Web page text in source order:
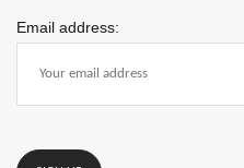
Email address: